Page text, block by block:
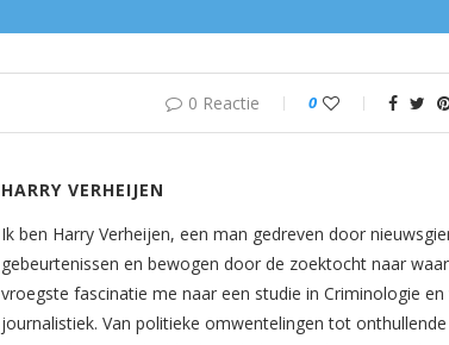
0 Reactie 0
HARRY VERHEIJEN
Ik ben Harry Verheijen, een man gedreven door
gebeurtenissen en bewogen door de zoektocht naar
vroegste fascinatie me naar een studie in Criminologie
journalistiek. Van politieke omwentelingen tot